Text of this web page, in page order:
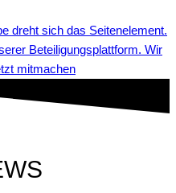
Beteiligungsplattform. Wir
mitmachen